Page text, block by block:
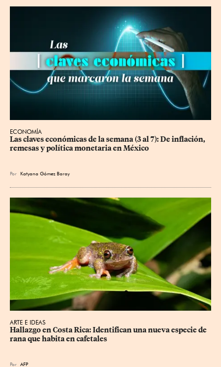
ECONOMÍA
Las claves económicas de la semana (3 al 7): De inflación,
remesas y política monetaria en México
Por Katyana Gómez Baray
ARTE E IDEAS
Hallazgo en Costa Rica: Identifican una nueva especie de
rana que habita en cafetales
Por AFP